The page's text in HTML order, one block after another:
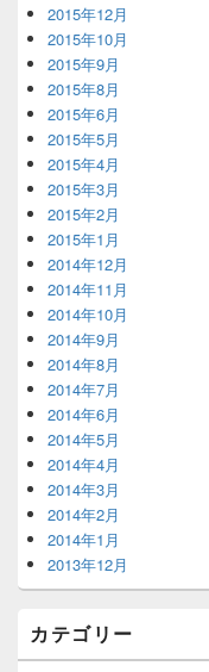
2015年12月
2015年10月
2015年9月
2015年8月
2015年6月
2015年5月
2015年4月
2015年3月
2015年2月
2015年1月
2014年12月
2014年11月
2014年10月
2014年9月
2014年8月
2014年7月
2014年6月
2014年5月
2014年4月
2014年3月
2014年2月
2014年1月
2013年12月
カテゴリー